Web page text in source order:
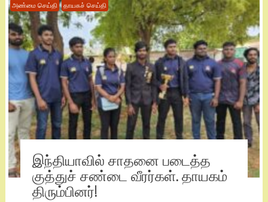
அண்மை செய்தி தாயகச் செய்தி
இந்தியாவில் சாதனை படைத்த
குத்துச் சண்டை வீரர்கள். தாயகம்
திரும்பினர்!